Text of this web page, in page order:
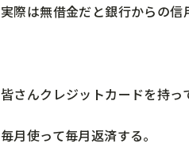
実際は無借金だと銀行からの信
皆さんクレジットカードを持っ
毎月使って毎月返済する。